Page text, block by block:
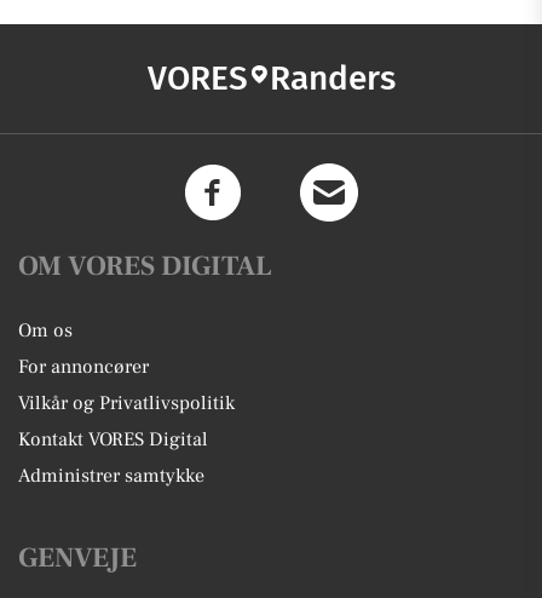
VORES Randers
OM VORES DIGITAL
Om os
For annoncører
Vilkår og Privatlivspolitik
Kontakt VORES Digital
Administrer samtykke
GENVEJE